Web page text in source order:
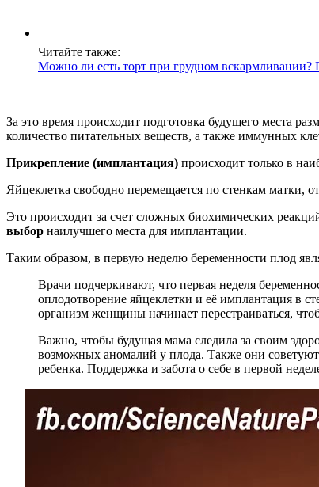
Читайте также:
Можно ли есть торт при грудном вскармливании?
За это время происходит подготовка будущего места
количество питательных веществ, а также иммунных
Прикрепление (имплантация) происходит только в
Яйцеклетка свободно перемещается по стенкам матки,
Это происходит за счет сложных биохимических
выбор наилучшего места для имплантации.
Таким образом, в первую неделю беременности плод
Врачи подчеркивают, что первая неделя
оплодотворение яйцеклетки и её имплантация в
организм женщины начинает перестраиваться,
Важно, чтобы будущая мама следила за своим
возможных аномалий у плода. Также они
ребенка. Поддержка и забота о себе в первой